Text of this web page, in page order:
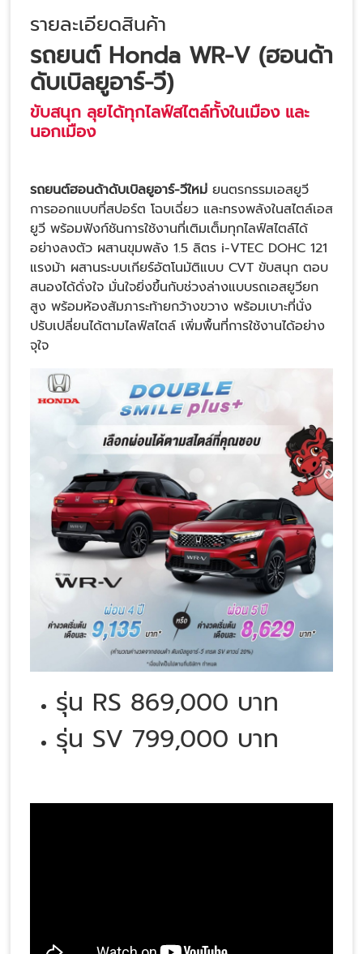
รายละเอียดสินค้า
รถยนต์ Honda WR-V (ฮอนด้า
ดับเบิลยูอาร์-วี)
ขับสนุก ลุยได้ทุกไลฟ์สไตล์ทั้งในเมือง และ
นอกเมือง
รถยนต์ฮอนด้าดับเบิลยูอาร์-วีใหม่ ยนตรกรรมเอสยูวี
การออกแบบที่สปอร์ต โฉบเฉี่ยว และทรงพลังในสไตล์เอส
ยูวี พร้อมฟังก์ชันการใช้งานที่เติมเต็มทุกไลฟ์สไตล์ได้
อย่างลงตัว ผสานขุมพลัง 1.5 ลิตร i-VTEC DOHC 121
แรงม้า ผสานระบบเกียร์อัตโนมัติแบบ CVT ขับสนุก ตอบ
สนองได้ดั่งใจ มั่นใจยิ่งขึ้นกับช่วงล่างแบบรถเอสยูวียก
สูง พร้อมห้องสัมภาระท้ายกว้างขวาง พร้อมเบาะที่นั่ง
ปรับเปลี่ยนได้ตามไลฟ์สไตล์ เพิ่มพื้นที่การใช้งานได้อย่าง
จุใจ
รุ่น RS 869,000 บาท
รุ่น SV 799,000 บาท